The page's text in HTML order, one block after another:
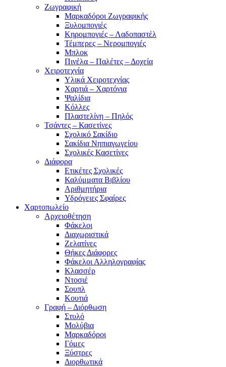
Ζωγραφική
Μαρκαδόροι Ζωγραφικής
Ξυλομπογιές
Κηρομπογιές – Λαδοπαστέλ
Τέμπερες – Νερομπογιές
Μπλοκ
Πινέλα – Παλέτες – Δοχεία
Χειροτεχνία
Υλικά Χειροτεχνίας
Χαρτιά – Χαρτόνια
Ψαλίδια
Κόλλες
Πλαστελίνη – Πηλός
Τσάντες – Κασετίνες
Σχολικό Σακίδιο
Σακίδια Νηπιαγωγείου
Σχολικές Κασετίνες
Διάφορα
Ετικέτες Σχολικές
Καλύμματα Βιβλίου
Αριθμητήρια
Υδρόγειες Σφαίρες
Χαρτοπωλείο
Αρχειοθέτηση
Φάκελοι
Διαχωριστικά
Ζελατίνες
Θήκες Διάφορες
Φάκελοι Αλληλογραφίας
Κλασσέρ
Ντοσιέ
Σουπλ
Κουτιά
Γραφή – Διόρθωση
Στυλό
Μολύβια
Μαρκαδόροι
Γόμες
Ξύστρες
Διορθωτικά